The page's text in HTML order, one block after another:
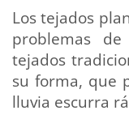
Los tejados
problemas
tejados
su forma, que
lluvia escurra